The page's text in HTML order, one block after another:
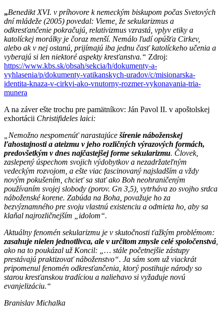
„Benedikt XVI. v príhovore k nemeckým biskupom počas Svetových
dní mládeže (2005) povedal: Vieme, že sekularizmus a
odkresťančenie pokračujú, relativizmus vzrastá, vplyv etiky a
katolíckej morálky je čoraz menší. Nemálo ľudí opúšťa Cirkev,
alebo ak v nej ostanú, prijímajú iba jednu časť katolíckeho učenia a
vyberajú si len niektoré aspekty kresťanstva.“ Zdroj:
https://www.kbs.sk/obsah/sekcia/h/dokumenty-a-
vyhlasenia/p/dokumenty-vatikanskych-uradov/c/misionarska-
identita-knaza-v-cirkvi-ako-vnutorny-rozmer-vykonavania-tria-
munera
A na záver ešte trochu pre pamätníkov: Ján Pavol II. v apoštolskej
exhortácii Christifideles laici:
Nemožno nespomenúť narastajúce šírenie náboženskej
ľahostajnosti a ateizmu v jeho rozličných výrazových formách,
predovšetkým v dnes najčastejšej forme sekularizmu. Človek,
zaslepený úspechom svojich výdobytkov a nezadržateľným
vedeckým rozvojom, a ešte viac fascinovaný najsladším a vždy
novým pokušením, chcieť sa stať ako Boh neohraničeným
používaním svojej slobody (porov. Gn 3,5), vytrháva zo svojho srdca
náboženské korene. Zabúda na Boha, považuje ho za
bezvýznamného pre svoju vlastnú existenciu a odmieta ho, aby sa
klaňal najrozličnejším „idolom“.
Aktuálny fenomén sekularizmu je v skutočnosti ťažkým problémom:
zasahuje nielen jednotlivca, ale v určitom zmysle celé spoločenstvá
ako na to poukázal už Koncil: „… stále početnejšie zástupy
prestávajú praktizovať náboženstvo“. Ja sám som už viackrát
pripomenul fenomén odkresťančenia, ktorý postihuje národy so
starou kresťanskou tradíciou a naliehavo si vyžaduje novú
evanjelizáciu.“
Branislav Michalka